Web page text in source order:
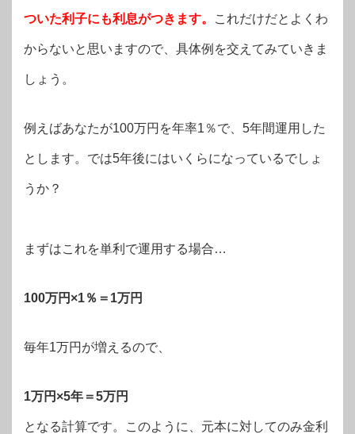
ついた利子にも利息がつきます。 これだけだとよくわ
からないと思いますので、具体例を交えてみていきま
しょう。
例えばあなたが100万円を年率1％で、5年間運用した
とします。では5年後にはいくらになっているでしょ
うか？
まずはこれを単利で運用する場合…
100万円×1％＝1万円
毎年1万円が増えるので、
1万円×5年＝5万円
となる計算です。このように、元本に対してのみ金利